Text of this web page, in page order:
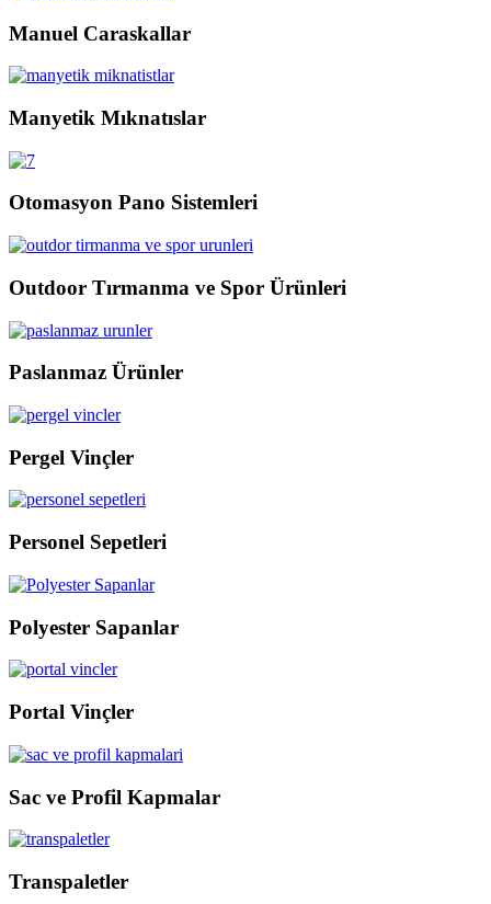
Manuel Caraskallar
Manyetik Mıknatıslar
Otomasyon Pano Sistemleri
Outdoor Tırmanma ve Spor Ürünleri
Paslanmaz Ürünler
Pergel Vinçler
Personel Sepetleri
Polyester Sapanlar
Portal Vinçler
Sac ve Profil Kapmalar
Transpaletler